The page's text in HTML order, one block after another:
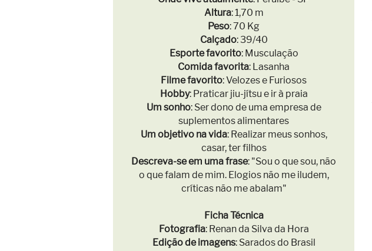
Altura: 1,70 m
Peso: 70 Kg
Calçado: 39/40
Esporte favorito: Musculação
Comida favorita: Lasanha
Filme favorito: Velozes e Furiosos
Hobby: Praticar jiu-jítsu e ir à praia
Um sonho: Ser dono de uma empresa de
suplementos alimentares
Um objetivo na vida: Realizar meus sonhos,
casar, ter filhos
Descreva-se em uma frase: "Sou o que sou, não
o que falam de mim. Elogios não me iludem,
críticas não me abalam"
Ficha Técnica
Fotografia: Renan da Silva da Hora
Edição de imagens: Sarados do Brasil